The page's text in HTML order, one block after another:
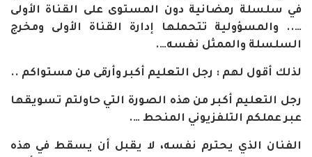
في سلسلة رمضانية دون المستوى على القناة الأولى
….. والمسؤولية تتحملها إدارة القناة الأولى ومخرج
السلسلة والممثل نفسه….
لذلك أقول لهم : رجل التعليم أكبر وأرقى من مستواكم ..
رجل التعليم أكبر من هذه الصورة التي حاولتم تسويقها
عبر عملكم التلفزيوني المنحط ….
الفنان الذي يحترم نفسه، لا يقبل أن يسقط في هذه